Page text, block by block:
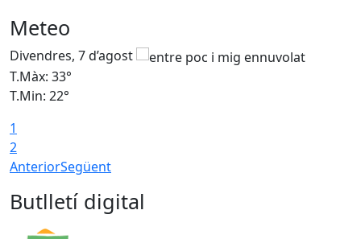
Meteo
Divendres, 7 d’agost
T.Màx: 33°
T.Min: 22°
1
2
AnteriorSegüent
Butlletí digital